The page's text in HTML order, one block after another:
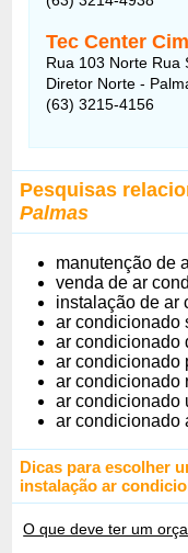
Tec Center
Rua 103 Norte Rua
Diretor Norte -
(63) 3215-4156
Pesquisas
Palmas
manutenção de
venda de ar
instalação de ar
ar condicionado
ar condicionado
ar condicionado
ar condicionado
ar condicionado
ar condicionado
Dicas para escolher
instalação ar
O que deve ter um